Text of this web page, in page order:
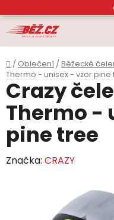
na
obsah
Domů
/ Oblečení / Běžecké
Thermo - unisex - vzor pine
Crazy
Thermo -
pine tree
Značka: CRAZY